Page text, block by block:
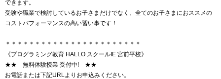
できます。
受験や職業で検討しているお子さまだけでなく、全てのお子さまにおススメの
コストパフォーマンスの高い習い事です！
＊＊＊＊＊＊＊＊＊＊＊＊＊＊＊＊＊＊＊＊＊＊＊
《プログラミング教育 HALLO スクールIE 宮前平校》
★★ 無料体験授業 受付中! ★★
お電話または下記URLよりお申込みください。